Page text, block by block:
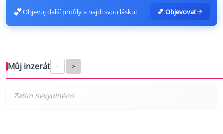
💕Objevuj další profily a najdi svou lásku! 💕 Objevovat
Můj inzerát < >